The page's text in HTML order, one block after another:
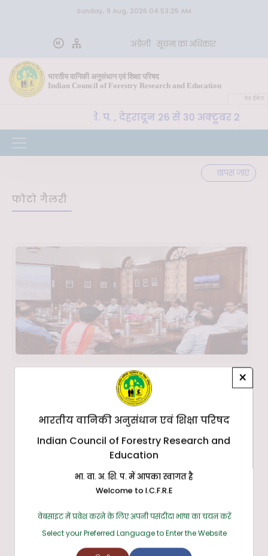
Sunday, 9 Aug, 2026 04:53:25 AM
अंग्रेज़ी सूचना का अधिकार
भारतीय वानिकी अनुसंधान एवं शिक्षा परिषद
Indian Council of Forestry Research and Education
वेब ईमेल
SLM, भा. वा. अ. शि. प. , देहरादून 26 से 30 अक्टूबर 2026
वापस जाएं
फोटो गैलरी
×
भारतीय वानिकी अनुसंधान एवं शिक्षा परिषद
Indian Council of Forestry Research and
Education
भा. वा. अ. शि. प. में आपका स्वागत है
Welcome to I.C.F.R.E
वेबसाइट में प्रवेश करने के लिए अपनी पसंदीदा भाषा का चयन करें
Select your Preferred Language to Enter the Website